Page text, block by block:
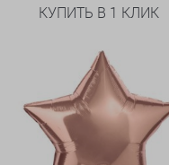
КУПИТЬ В 1 КЛИК